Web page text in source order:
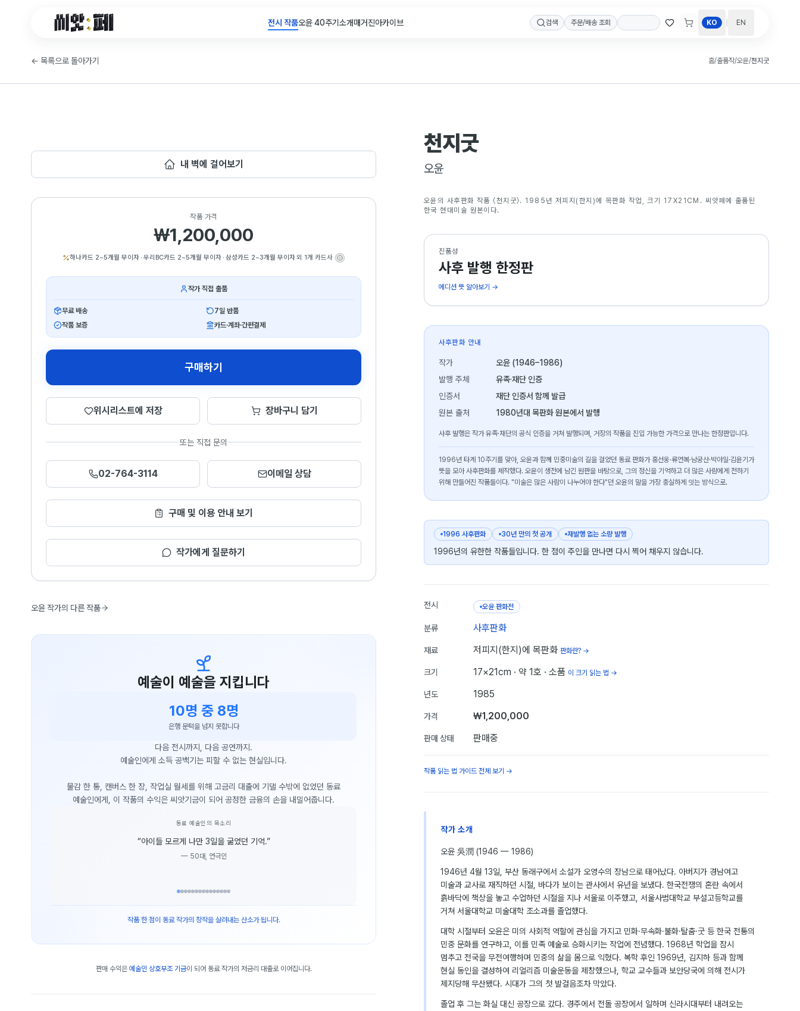
씨앗페 온라인 홈
전시 작품오윤 40주기 소개매거진아카이브 검색 주문/배송 조회 KO EN
← 목록으로 돌아가기 홈/출품작/오윤/천지굿
내 벽에 걸어보기
작품 가격
₩1,200,000
하나카드 2~5개월 무이자· 우리BC카드 2~5개월 무이자· 삼성카드 2~3개월 무이자외 1개 카드사
작가 직접 출품
무료 배송
7일 반품
작품 보증
카드·계좌·간편결제
구매하기
위시리스트에 저장 장바구니 담기
또는 직접 문의
02-764-3114 이메일 상담
구매 및 이용 안내 보기
작가에게 질문하기
오윤 작가의 다른 작품
예술이 예술을 지킵니다
10명 중 8명
은행 문턱을 넘지 못합니다
다음 전시까지, 다음 공연까지.
예술인에게 소득 공백기는 피할 수 없는 현실입니다.
물감 한 통, 캔버스 한 장, 작업실 월세를 위해 고금리 대출에 기댈 수밖에 없었던 동료
예술인에게, 이 작품의 수익은 씨앗기금이 되어 공정한 금융의 손을 내밀어줍니다.
동료 예술인의 목소리
“아이들 모르게 나만 3일을 굶었던 기억.”
— 50대, 연극인
작품 한 점이 동료 작가의 창작을 살려내는 산소가 됩니다.
판매 수익은 예술인 상호부조 기금이 되어 동료 작가의 저금리 대출로 이어집니다.
천지굿
오윤
오윤의 사후판화 작품 〈천지굿〉. 1985년 저피지(한지)에 목판화 작업, 크기 17X21CM. 씨앗페에 출품된
한국 현대미술 원본이다.
진품성
사후 발행 한정판
에디션 뜻 알아보기 →
사후판화 안내
작가
오윤 (1946–1986)
발행 주체
유족·재단 인증
인증서
재단 인증서 함께 발급
원본 출처
1980년대 목판화 원본에서 발행
사후 발행은 작가 유족·재단의 공식 인증을 거쳐 발행되며, 거장의 작품을 진입 가능한 가격으로 만나는 한정판입니다.
1996년 타계 10주기를 맞아, 오윤과 함께 민중미술의 길을 걸었던 동료 판화가 홍선웅·류연복·남궁산·박야일·김윤기가
뜻을 모아 사후판화를 제작했다. 오윤이 생전에 남긴 원판을 바탕으로, 그의 정신을 기억하고 더 많은 사람에게 전하기
위해 만들어진 작품들이다. "미술은 많은 사람이 나누어야 한다"던 오윤의 말을 가장 충실하게 잇는 방식으로.
1996 사후판화 30년 만의 첫 공개 재발행 없는 소량 발행
1996년의 유한한 작품들입니다. 한 점이 주인을 만나면 다시 찍어 채우지 않습니다.
전시 오윤 판화전
분류 사후판화
재료 저피지(한지)에 목판화 판화란? →
크기 17×21cm · 약 1호 · 소품 이 크기 읽는 법 →
년도 1985
가격 ₩1,200,000
판매 상태 판매중
작품 읽는 법 가이드 전체 보기 →
작가 소개
오윤 吳潤 (1946 — 1986)
1946년 4월 13일, 부산 동래구에서 소설가 오영수의 장남으로 태어났다. 아버지가 경남여고
미술과 교사로 재직하던 시절, 바다가 보이는 관사에서 유년을 보냈다. 한국전쟁의 혼란 속에서
흙바닥에 책상을 놓고 수업하던 시절을 지나 서울로 이주했고, 서울사범대학교 부설고등학교를
거쳐 서울대학교 미술대학 조소과를 졸업했다.
대학 시절부터 오윤은 미의 사회적 역할에 관심을 가지고 민화·무속화·불화·탈춤·굿 등 한국 전통의
민중 문화를 연구하고, 이를 민족 예술로 승화시키는 작업에 전념했다. 1968년 학업을 잠시
멈추고 전국을 무전여행하며 민중의 삶을 몸으로 익혔다. 복학 후인 1969년, 김지하 등과 함께
현실 동인을 결성하여 리얼리즘 미술운동을 제창했으나, 학교 교수들과 보안당국에 의해 전시가
제지당해 무산됐다. 시대가 그의 첫 발걸음조차 막았다.
졸업 후 그는 화실 대신 공장으로 갔다. 경주에서 전돌 공장에서 일하며 신라시대부터 내려오는